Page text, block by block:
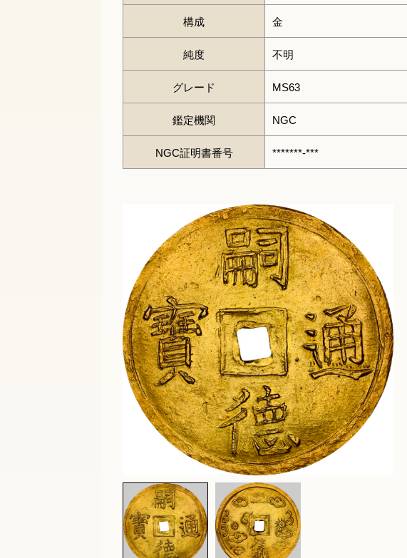
構成 金
純度 不明
グレード MS63
鑑定機関 NGC
NGC証明書番号 *******-***